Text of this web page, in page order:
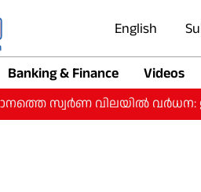
English
Banking & Finance Videos
വിലയിൽ വർധന: ഇന്ന് ഒരു